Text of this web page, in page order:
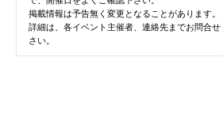
掲載情報は予告無く変更となることがあります。
詳細は、各イベント主催者、連絡先までお問合せ
さい。